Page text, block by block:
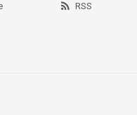
RSS